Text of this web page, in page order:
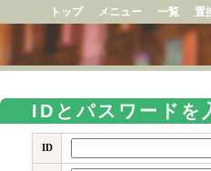
トップ メニュー 一覧 置
IDとパスワードを
ID